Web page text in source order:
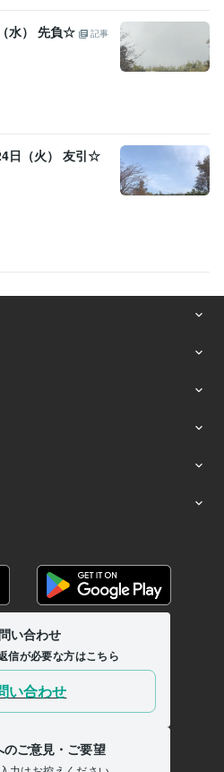
水） 先負☆
記事
日（火） 友引☆